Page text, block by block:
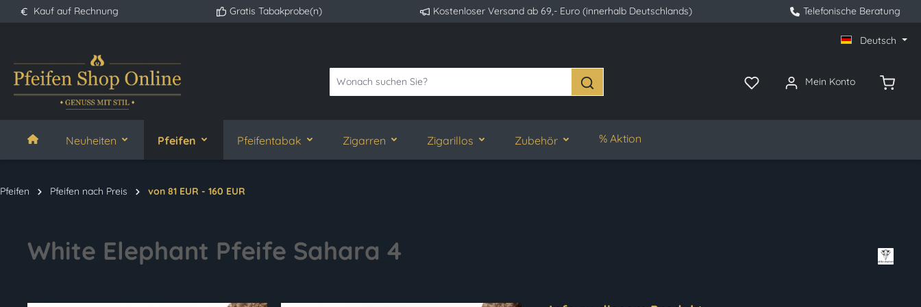
Zur Hauptnavigation springen
Kauf auf Rechnung Gratis Tabakprobe(n) Kostenloser Versand ab 69,- Euro (innerhalb Deutschlands) Telefonische Beratung
Deutsch
Mein Konto
Neuheiten Pfeifen Pfeifentabak Zigarren Zigarillos Zubehör % Aktion
Pfeifen Pfeifen nach Preis von 81 EUR - 160 EUR
White Elephant Pfeife Sahara 4